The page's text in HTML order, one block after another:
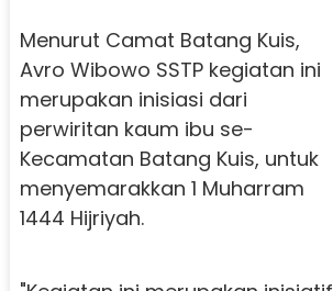
Menurut Camat Batang Kuis,
Avro Wibowo SSTP kegiatan ini
merupakan inisiasi dari
perwiritan kaum ibu se-
Kecamatan Batang Kuis, untuk
menyemarakkan 1 Muharram
1444 Hijriyah.